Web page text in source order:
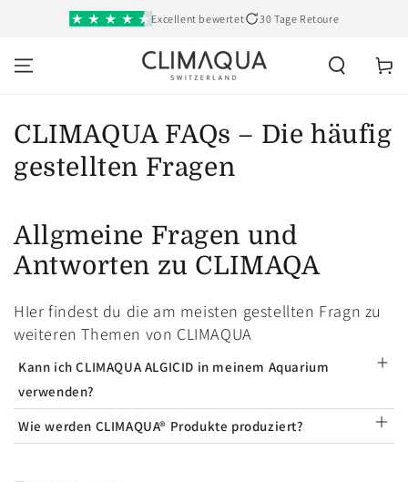
SKIP TO
CONTENT
Excellent bewertet 30 Tage Retoure
Cart
CLIMAQUA FAQs – Die häufig
gestellten Fragen
Allgmeine Fragen und
Antworten zu CLIMAQA
HIer findest du die am meisten gestellten Fragn zu
weiteren Themen von CLIMAQUA
Kann ich CLIMAQUA ALGICID in meinem Aquarium
verwenden?
Wie werden CLIMAQUA® Produkte produziert?